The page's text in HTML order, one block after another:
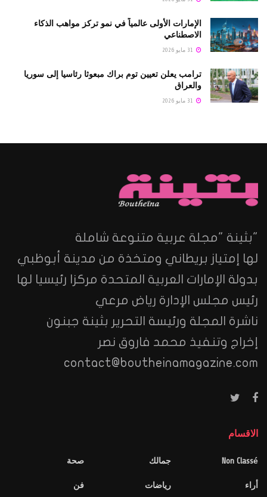
الإمارات الأولى عالمياً في نمو تركز مواهب الذكاء
الاصطناعي
ترامب يعلن تعيين توم براك مبعوثا رئاسيا إلى سوريا
والعراق
"بثينة "مجلة عربية متنوعة شاملة
لها إمتياز بريطاني ومتخذة من مدينة أبوظبي
بدولة الإمارات العربية المتحدة مركزا رئيسيا لها
رئيس مجلس الإدارة رياض مرعي
ناشرة المجلة ورئيسة التحرير بثينة جبنون
إخراج وتنفيذ محمد فاروق نصر
contact@boutheinamagazine.com
الاقسام
Non Classé
أراء
جمالك
رياضات
صحة
فن